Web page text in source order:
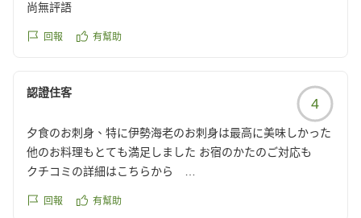
尚無評語
回報 有幫助
認證住客
4
夕食のお刺身、特に伊勢海老のお刺身は最高に美味しかった
他のお料理もとても満足しました お宿のかたのご対応も
クチコミの詳細はこちらから
reviewId=33123477067123
回報 有幫助